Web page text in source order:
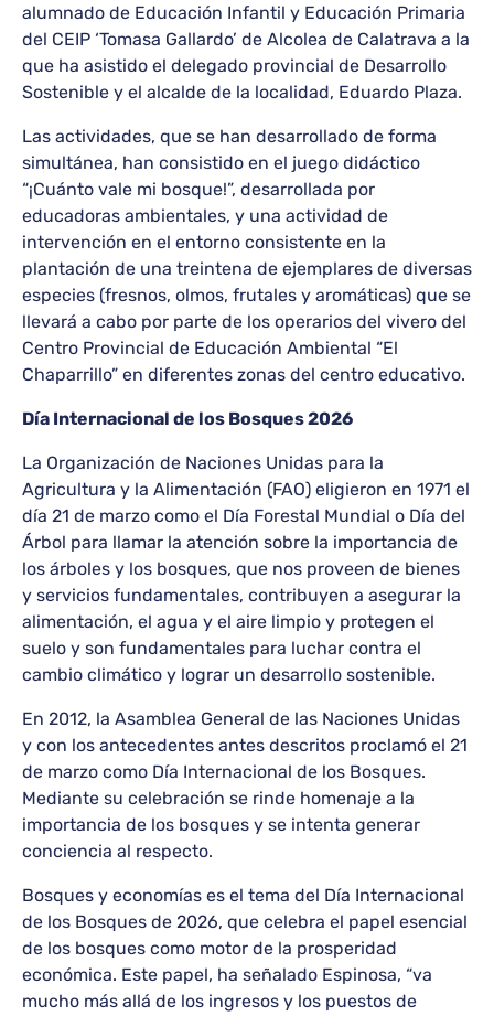
alumnado de Educación Infantil y Educación Primaria
del CEIP ‘Tomasa Gallardo’ de Alcolea de Calatrava a la
que ha asistido el delegado provincial de Desarrollo
Sostenible y el alcalde de la localidad, Eduardo Plaza.
Las actividades, que se han desarrollado de forma
simultánea, han consistido en el juego didáctico
“¡Cuánto vale mi bosque!”, desarrollada por
educadoras ambientales, y una actividad de
intervención en el entorno consistente en la
plantación de una treintena de ejemplares de diversas
especies (fresnos, olmos, frutales y aromáticas) que se
llevará a cabo por parte de los operarios del vivero del
Centro Provincial de Educación Ambiental “El
Chaparrillo” en diferentes zonas del centro educativo.
Día Internacional de los Bosques 2026
La Organización de Naciones Unidas para la
Agricultura y la Alimentación (FAO) eligieron en 1971 el
día 21 de marzo como el Día Forestal Mundial o Día del
Árbol para llamar la atención sobre la importancia de
los árboles y los bosques, que nos proveen de bienes
y servicios fundamentales, contribuyen a asegurar la
alimentación, el agua y el aire limpio y protegen el
suelo y son fundamentales para luchar contra el
cambio climático y lograr un desarrollo sostenible.
En 2012, la Asamblea General de las Naciones Unidas
y con los antecedentes antes descritos proclamó el 21
de marzo como Día Internacional de los Bosques.
Mediante su celebración se rinde homenaje a la
importancia de los bosques y se intenta generar
conciencia al respecto.
Bosques y economías es el tema del Día Internacional
de los Bosques de 2026, que celebra el papel esencial
de los bosques como motor de la prosperidad
económica. Este papel, ha señalado Espinosa, “va
mucho más allá de los ingresos y los puestos de